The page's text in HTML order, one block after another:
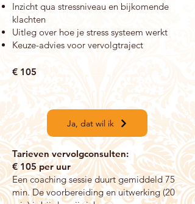
Inzicht qua stressniveau en bijkomende
klachten
Uitleg over hoe je stress systeem werkt
Keuze-advies voor vervolgtraject
€ 105
Tarieven vervolgconsulten:
€105 per uur
Een coaching sessie duurt gemiddeld 75
min. De voorbereiding en uitwerking (20
Ja, dat wil ik